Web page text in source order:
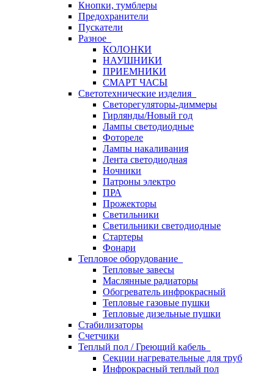
Кнопки, тумблеры
Предохранители
Пускатели
Разное
КОЛОНКИ
НАУШНИКИ
ПРИЕМНИКИ
СМАРТ ЧАСЫ
Светотехнические изделия
Светорегуляторы-диммеры
Гирлянды/Новый год
Лампы светодиодные
Фотореле
Лампы накаливания
Лента светодиодная
Ночники
Патроны электро
ПРА
Прожекторы
Светильники
Светильники светодиодные
Стартеры
Фонари
Тепловое оборудование
Тепловые завесы
Маслянные радиаторы
Обогреватель инфрокрасный
Тепловые газовые пушки
Тепловые дизельные пушки
Стабилизаторы
Счетчики
Теплый пол / Греющий кабель
Секции нагревательные для труб
Инфрокрасный теплый пол